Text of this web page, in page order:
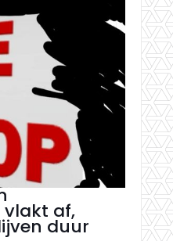
vlakt af,
duur